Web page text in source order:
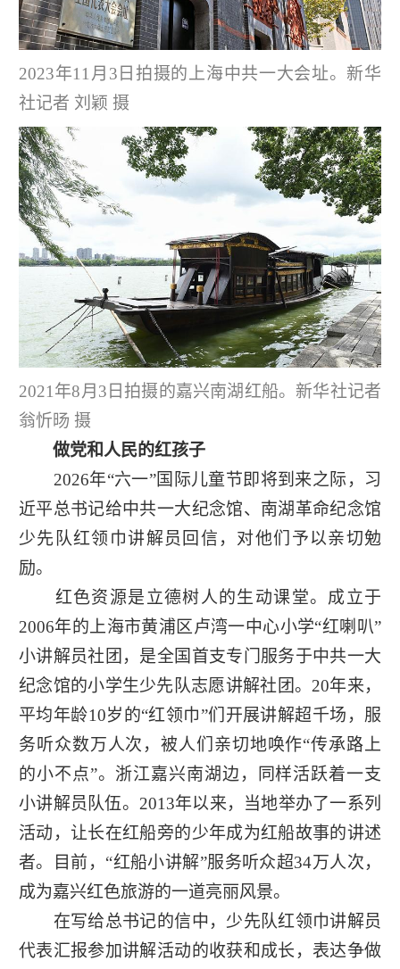
2023年11月3日拍摄的上海中共一大会址。新华
社记者 刘颖 摄
2021年8月3日拍摄的嘉兴南湖红船。新华社记者
翁忻旸 摄
做党和人民的红孩子
2026年“六一”国际儿童节即将到来之际，习
近平总书记给中共一大纪念馆、南湖革命纪念馆
少先队红领巾讲解员回信，对他们予以亲切勉
励。
红色资源是立德树人的生动课堂。成立于
2006年的上海市黄浦区卢湾一中心小学“红喇叭”
小讲解员社团，是全国首支专门服务于中共一大
纪念馆的小学生少先队志愿讲解社团。20年来，
平均年龄10岁的“红领巾”们开展讲解超千场，服
务听众数万人次，被人们亲切地唤作“传承路上
的小不点”。浙江嘉兴南湖边，同样活跃着一支
小讲解员队伍。2013年以来，当地举办了一系列
活动，让长在红船旁的少年成为红船故事的讲述
者。目前，“红船小讲解”服务听众超34万人次，
成为嘉兴红色旅游的一道亮丽风景。
在写给总书记的信中，少先队红领巾讲解员
代表汇报参加讲解活动的收获和成长，表达争做